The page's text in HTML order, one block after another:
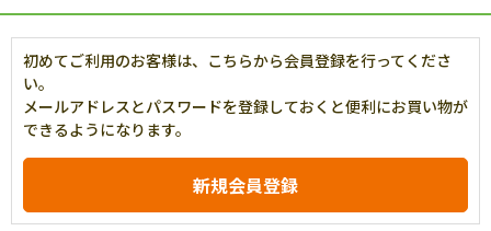
初めてご利用のお客様は、こちらから会員登録を行ってくださ
い。
メールアドレスとパスワードを登録しておくと便利にお買い物が
できるようになります。